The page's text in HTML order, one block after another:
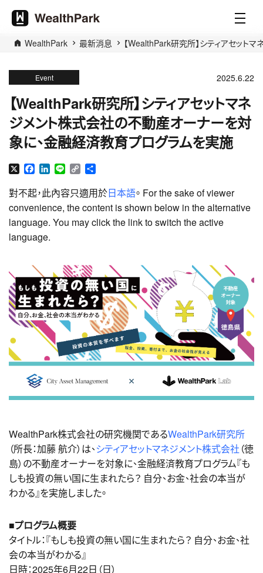
WealthPark 最新消息 【WealthPark研究所】シティアセット
Event 2025.6.22
【WealthPark研究所】シティアセットマネ
ジメント株式会社の不動産オーナーを対
象に、金融経済教育プログラムを実施
X Facebook
LinkedIn
Line Copy
對不起，此內容只適用於日本語。 For the sake of viewer
convenience, the content is shown below in the alternative
language. You may click the link to switch the active
language.
WealthPark株式会社の研究機関であるWealthPark研究所
（所長：加藤 航介）は、シティアセットマネジメント株式会社 （徳
島）の不動産オーナーを対象に、金融経済教育プログラム『も
しも投資の無い国に生まれたら？ 自分、お金、社会の本当が
わかる』を実施しました。
■プログラム概要
タイトル：『もしも投資の無い国に生まれたら？ 自分、お金、社
会の本当がわかる』
日時：2025年6月22日（日）